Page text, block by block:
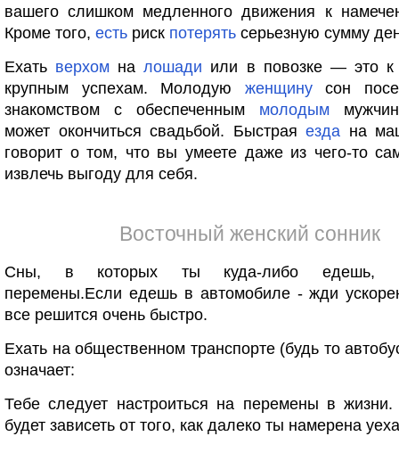
вашего слишком медленного движения к
Кроме того, есть риск потерять серьезную сумму
Ехать верхом налошади или в повозке — это к
крупным успехам. Молодую женщинусон
знакомством с обеспеченным молодым
может окончиться свадьбой. Быстрая езда на
говорит о том, что вы умеете даже из чего-то
извлечь выгоду для себя.
Восточный женский сонник
Сны, в которых ты куда-либо едешь,
перемены.Если едешь в автомобиле - жди
все решится очень быстро.
Ехать на общественном транспорте (будь то
означает:
Тебе следует настроиться на перемены в
будет зависеть от того, как далеко ты намерена